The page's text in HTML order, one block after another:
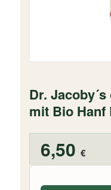
Dr.
mit Bio Hanf
6,50 €